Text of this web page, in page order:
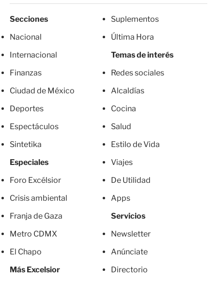
Secciones
Nacional
Internacional
Finanzas
Ciudad de México
Deportes
Espectáculos
Sintetika
Especiales
Foro Excélsior
Crisis ambiental
Franja de Gaza
Metro CDMX
El Chapo
Más Excelsior
Suplementos
Última Hora
Temas de interés
Redes sociales
Alcaldías
Cocina
Salud
Estilo de Vida
Viajes
De Utilidad
Apps
Servicios
Newsletter
Anúnciate
Directorio